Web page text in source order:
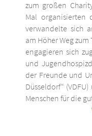
zum großen
Mal organisierten
verwandelte sich
am Höher Weg
engagieren sich
und
der Freunde und
Düsseldorf“
Menschen für die